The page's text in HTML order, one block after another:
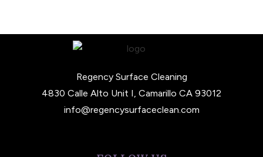
Regency Surface Cleaning
4830 Calle Alto Unit I, Camarillo CA 93012
info@regencysurfaceclean.com